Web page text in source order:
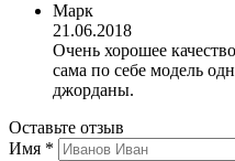
Марк
21.06.2018
Очень хорошее
сама по себе модель
джорданы.
Оставьте отзыв
Имя *